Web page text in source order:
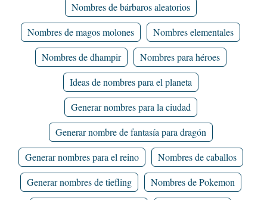
Nombres de bárbaros aleatorios
Nombres de magos molones
Nombres elementales
Nombres de dhampir
Nombres para héroes
Ideas de nombres para el planeta
Generar nombres para la ciudad
Generar nombre de fantasía para dragón
Generar nombres para el reino
Nombres de caballos
Generar nombres de tiefling
Nombres de Pokemon